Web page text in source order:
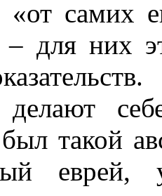
«от самих
для них
делают
такой
еврей,